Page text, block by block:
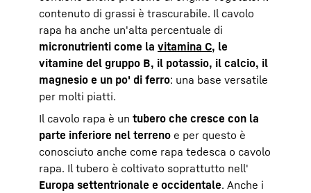
contenuto di grassi è trascurabile. Il cavolo
rapa ha anche un'alta percentuale di
micronutrienti come la vitamina C, le
vitamine del gruppo B, il potassio, il calcio, il
magnesio e un po' di ferro: una base versatile
per molti piatti.
Il cavolo rapa è un tubero che cresce con la
parte inferiore nel terreno e per questo è
conosciuto anche come rapa tedesca o cavolo
rapa. Il tubero è coltivato soprattutto nell'
Europa settentrionale e occidentale. Anche i